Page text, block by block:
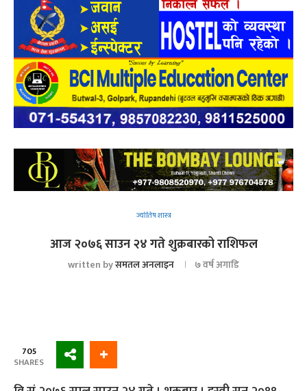
ज्योतिष शास्त्र
आज २०७६ साउन २४ गते शुक्रबारको राशिफल
written byसमतल अनलाइन ७ वर्ष अगाडि
705
SHARES